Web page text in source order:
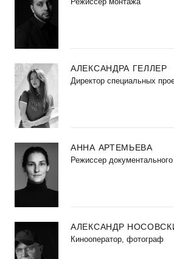
АЛЕКСАНДРА ГЕЛЛЕР
Директор специальных
АННА АРТЕМЬЕВА
Режиссер
АЛЕКСАНДР
Кинооператор, фотограф